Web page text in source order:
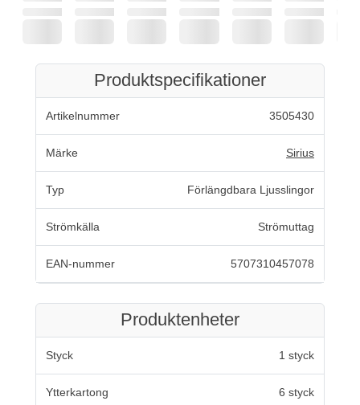
Produktspecifikationer
Artikelnummer 3505430
Märke Sirius
Typ Förlängdbara Ljusslingor
Strömkälla Strömuttag
EAN-nummer 5707310457078
Produktenheter
Styck 1 styck
Ytterkartong 6 styck